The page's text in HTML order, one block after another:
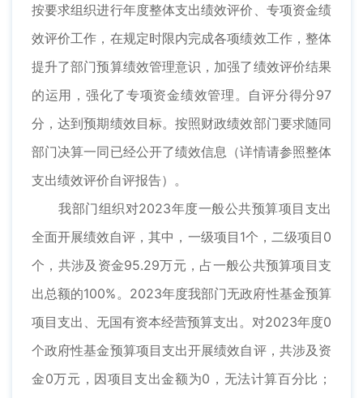
按要求组织进行年度整体支出绩效评价、专项资金绩
效评价工作，在规定时限内完成各项绩效工作，整体
提升了部门预算绩效管理意识，加强了绩效评价结果
的运用，强化了专项资金绩效管理。自评分得分97
分，达到预期绩效目标。按照财政绩效部门要求随同
部门决算一同已经公开了绩效信息（详情请参照整体
支出绩效评价自评报告）。
我部门组织对2023年度一般公共预算项目支出
全面开展绩效自评，其中，一级项目1个，二级项目0
个，共涉及资金95.29万元，占一般公共预算项目支
出总额的100%。2023年度我部门无政府性基金预算
项目支出、无国有资本经营预算支出。对2023年度0
个政府性基金预算项目支出开展绩效自评，共涉及资
金0万元，因项目支出金额为0，无法计算百分比；